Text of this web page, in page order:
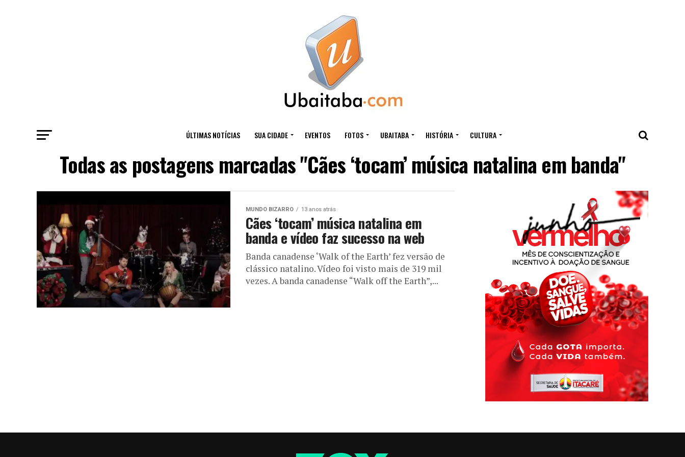
ÚLTIMAS NOTÍCIAS SUA CIDADE EVENTOS FOTOS UBAITABA HISTÓRIA CULTURA
Todas as postagens marcadas "Cães ‘tocam’ música natalina em banda"
MUNDO BIZARRO 13 anos atrás
Cães ‘tocam’ música natalina em
banda e vídeo faz sucesso na web
Banda canadense ‘Walk of the Earth’ fez versão de
clássico natalino. Vídeo foi visto mais de 319 mil
vezes. A banda canadense “Walk off the Earth”,...